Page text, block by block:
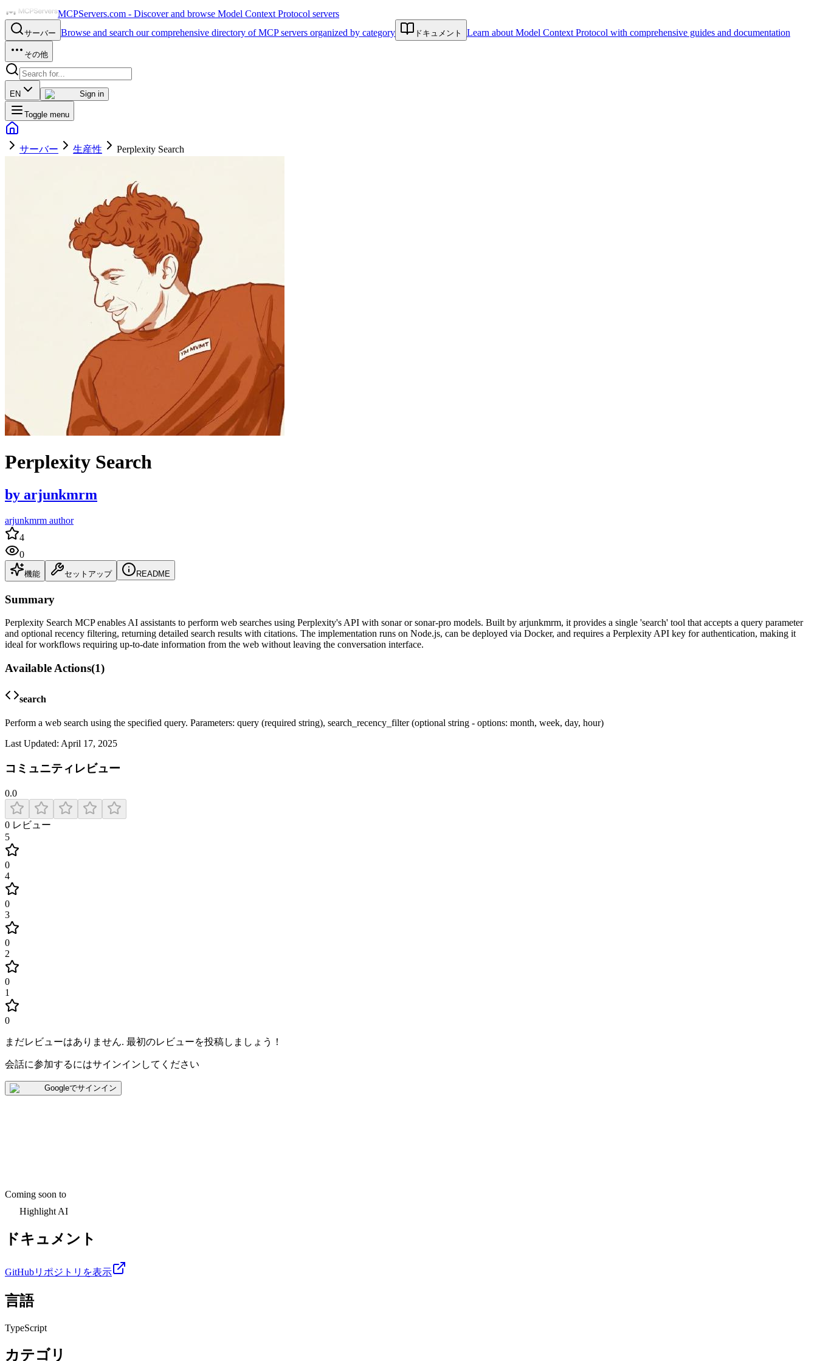
MCPServers.com - Discover and browse Model Context Protocol servers
サーバー Browse and search our comprehensive directory of MCP servers organized by category ドキュメント Learn about Model Context Protocol with comprehensive guides and documentation
その他
EN Sign in
Toggle menu
サーバー 生産性 Perplexity Search
Perplexity Search
by arjunkmrm
arjunkmrm author
4
0
機能 セットアップ README
Summary
Perplexity Search MCP enables AI assistants to perform web searches using Perplexity's API with sonar or sonar-pro models. Built by arjunkmrm, it provides a single 'search' tool that accepts a query parameter
and optional recency filtering, returning detailed search results with citations. The implementation runs on Node.js, can be deployed via Docker, and requires a Perplexity API key for authentication, making it
ideal for workflows requiring up-to-date information from the web without leaving the conversation interface.
Available Actions(1)
search
Perform a web search using the specified query. Parameters: query (required string), search_recency_filter (optional string - options: month, week, day, hour)
Last Updated: April 17, 2025
コミュニティレビュー
0.0
0 レビュー
5
0
4
0
3
0
2
0
1
0
まだレビューはありません. 最初のレビューを投稿しましょう！
会話に参加するにはサインインしてください
Googleでサインイン
Coming soon to
Highlight AI
ドキュメント
GitHubリポジトリを表示
言語
TypeScript
カテゴリ